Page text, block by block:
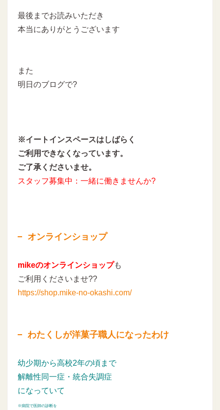
最後までお読みいただき
本当にありがとうございます
また
明日のブログで?
※イートインスペースはしばらく
ご利用できなくなっています。
ご了承くださいませ。
スタッフ募集中：一緒に働きませんか?
オンラインショップ
mikeのオンラインショップも
ご利用くださいませ??
https://shop.mike-no-okashi.com/
わたくしが洋菓子職人になったわけ
幼少期から高校2年の頃まで
解離性同一症・統合失調症
になっていて
※病院で医師の診断を